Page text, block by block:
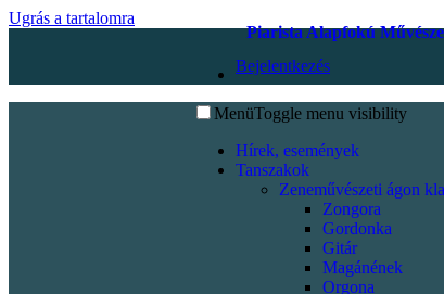
Ugrás a tartalomra
Piarista Alapfokú
Bejelentkezés
MenüToggle menu visibility
Hírek, események
Tanszakok
Zeneművészeti ágon
Zongora
Gordonka
Gitár
Magánének
Orgona